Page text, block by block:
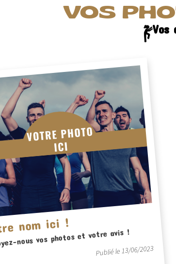
VOS
Vos
nom ici !
nous vos photos et votre avis !
Publié le 13/06/2023